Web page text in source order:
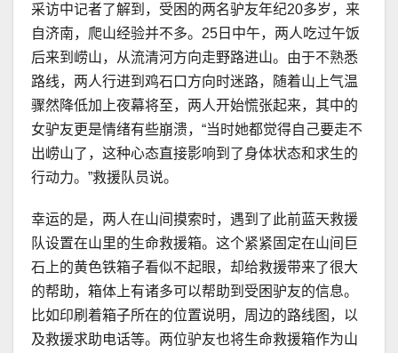
采访中记者了解到，受困的两名驴友年纪20多岁，来
自济南，爬山经验并不多。25日中午，两人吃过午饭
后来到崂山，从流清河方向走野路进山。由于不熟悉
路线，两人行进到鸡石口方向时迷路，随着山上气温
骤然降低加上夜幕将至，两人开始慌张起来，其中的
女驴友更是情绪有些崩溃，“当时她都觉得自己要走不
出崂山了，这种心态直接影响到了身体状态和求生的
行动力。”救援队员说。
幸运的是，两人在山间摸索时，遇到了此前蓝天救援
队设置在山里的生命救援箱。这个紧紧固定在山间巨
石上的黄色铁箱子看似不起眼，却给救援带来了很大
的帮助，箱体上有诸多可以帮助到受困驴友的信息。
比如印刷着箱子所在的位置说明，周边的路线图，以
及救援求助电话等。两位驴友也将生命救援箱作为山